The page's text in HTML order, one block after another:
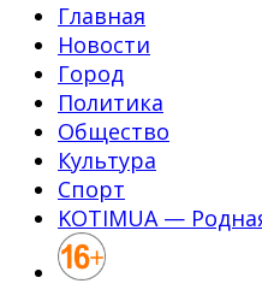
Главная
Новости
Город
Политика
Общество
Культура
Спорт
KOTIMUA —